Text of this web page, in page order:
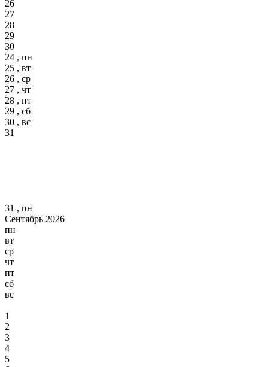
26
27
28
29
30
24 , пн
25 , вт
26 , ср
27 , чт
28 , пт
29 , сб
30 , вс
31
31 , пн
Сентябрь 2026
пн
вт
ср
чт
пт
сб
вс
1
2
3
4
5